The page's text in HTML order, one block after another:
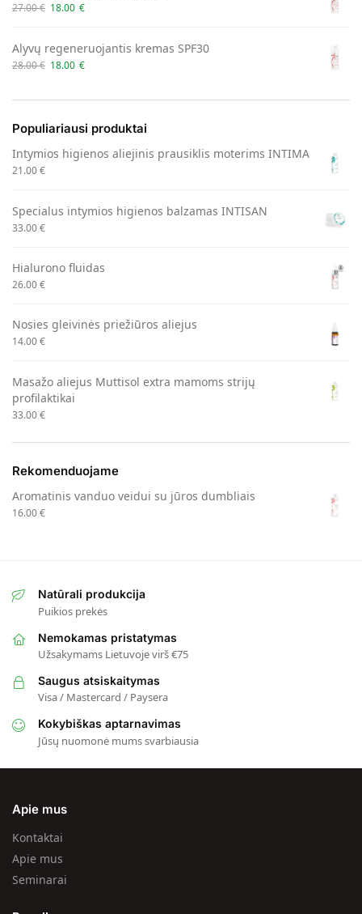
27.00€ 18.00 €
Alyvų regeneruojantis kremas SPF30
28.00€ 18.00 €
Populiariausi produktai
Intymios higienos aliejinis prausiklis moterims INTIMA
21.00€
Specialus intymios higienos balzamas INTISAN
33.00€
Hialurono fluidas
26.00€
Nosies gleivinės priežiūros aliejus
14.00€
Masažo aliejus Muttisol extra mamoms strijų
profilaktikai
33.00€
Rekomenduojame
Aromatinis vanduo veidui su jūros dumbliais
16.00€
Natūrali produkcija
Puikios prekės
Nemokamas pristatymas
Užsakymams Lietuvoje virš €75
Saugus atsiskaitymas
Visa / Mastercard / Paysera
Kokybiškas aptarnavimas
Jūsų nuomonė mums svarbiausia
Apie mus
Kontaktai
Apie mus
Seminarai